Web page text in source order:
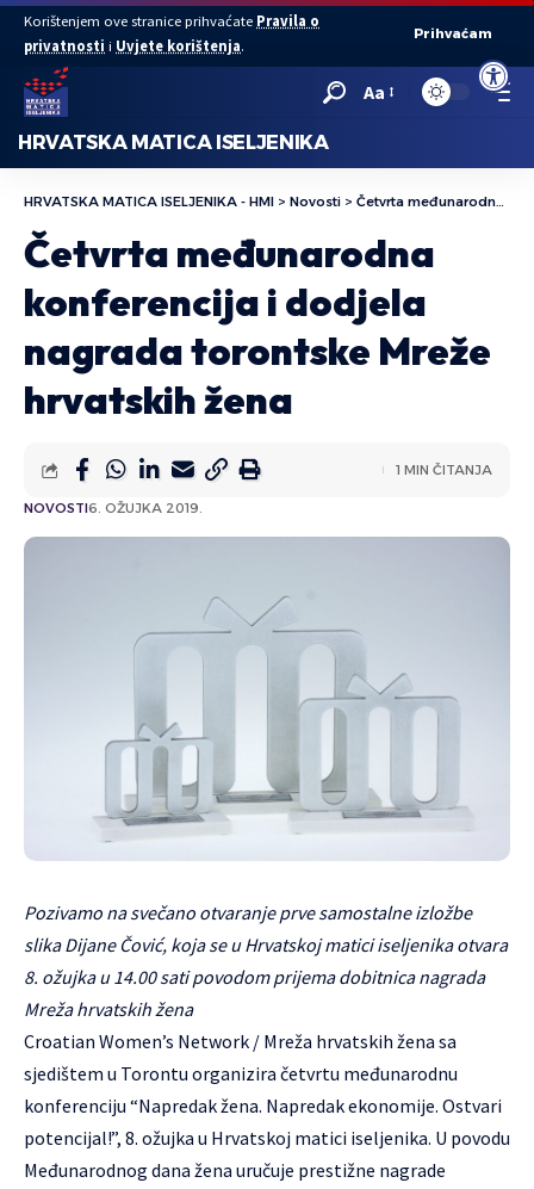
Open
Korištenjem ove stranice prihvaćate Pravila o
privatnosti i Uvjete korištenja.
Prihvaćam
Aa
HRVATSKA MATICA ISELJENIKA
HRVATSKA MATICA ISELJENIKA - HMI > Novosti > Četvrta međunarodna konferencija i dodjela nagrada torontske Mreže hrvatskih žena
Četvrta međunarodna
konferencija i dodjela
nagrada torontske Mreže
hrvatskih žena
NOVOSTI6. OŽUJKA 2019.
1 MIN ČITANJA
Pozivamo na svečano otvaranje prve samostalne izložbe
slika Dijane Čović, koja se u Hrvatskoj matici iseljenika otvara
8. ožujka u 14.00 sati povodom prijema dobitnica nagrada
Mreža hrvatskih žena
Croatian Women’s Network / Mreža hrvatskih žena sa
sjedištem u Torontu organizira četvrtu međunarodnu
konferenciju “Napredak žena. Napredak ekonomije. Ostvari
potencijal!”, 8. ožujka u Hrvatskoj matici iseljenika. U povodu
Međunarodnog dana žena uručuje prestižne nagrade